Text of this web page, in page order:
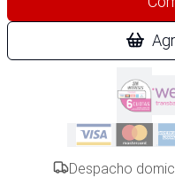
Despacho